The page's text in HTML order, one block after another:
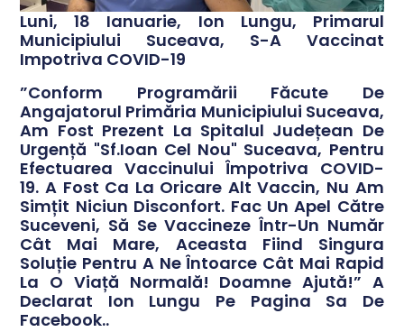
Luni, 18 Ianuarie, Ion Lungu, Primarul
Municipiului Suceava, S-A Vaccinat
Impotriva COVID-19
”Conform Programării Făcute De
Angajatorul Primăria Municipiului Suceava,
Am Fost Prezent La Spitalul Județean De
Urgență "Sf.Ioan Cel Nou" Suceava, Pentru
Efectuarea Vaccinului Împotriva COVID-
19. A Fost Ca La Oricare Alt Vaccin, Nu Am
Simțit Niciun Disconfort. Fac Un Apel Către
Suceveni, Să Se Vaccineze Într-Un Număr
Cât Mai Mare, Aceasta Fiind Singura
Soluție Pentru A Ne Întoarce Cât Mai Rapid
La O Viață Normală! Doamne Ajută!” A
Declarat Ion Lungu Pe Pagina Sa De
Facebook..